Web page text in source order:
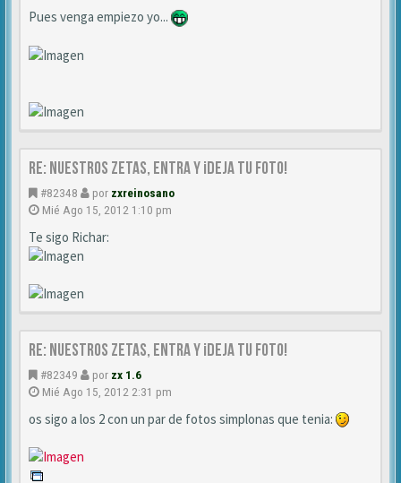
Pues venga empiezo yo...
Re: NUESTROS ZETAS, ENTRA Y ¡DEJA TU FOTO!
#82348 por zxreinosano
Mié Ago 15, 2012 1:10 pm
Te sigo Richar:
Re: NUESTROS ZETAS, ENTRA Y ¡DEJA TU FOTO!
#82349 por zx 1.6
Mié Ago 15, 2012 2:31 pm
os sigo a los 2 con un par de fotos simplonas que tenia: